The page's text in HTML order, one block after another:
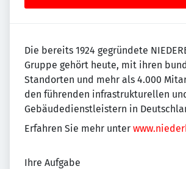
Die bereits 1924 gegründete
Gruppe gehört heute, mit ihren
Standorten und mehr als 4.000
den führenden infrastrukturellen
Gebäudedienstleistern in
Erfahren Sie mehr unter
Ihre Aufgabe